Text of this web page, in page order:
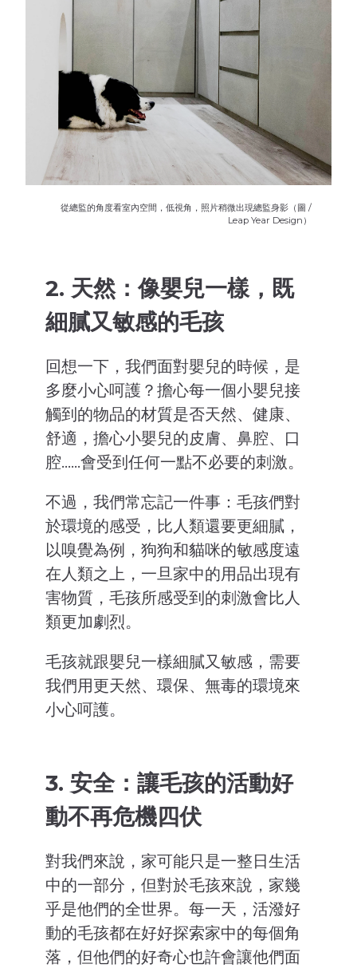
從總監的角度看室內空間，低視角，照片稍微出現總監身影（圖 /
Leap Year Design）
2. 天然：像嬰兒一樣，既
細膩又敏感的毛孩
回想一下，我們面對嬰兒的時候，是
多麼小心呵護？擔心每一個小嬰兒接
觸到的物品的材質是否天然、健康、
舒適，擔心小嬰兒的皮膚、鼻腔、口
腔……會受到任何一點不必要的刺激。
不過，我們常忘記一件事：毛孩們對
於環境的感受，比人類還要更細膩，
以嗅覺為例，狗狗和貓咪的敏感度遠
在人類之上，一旦家中的用品出現有
害物質，毛孩所感受到的刺激會比人
類更加劇烈。
毛孩就跟嬰兒一樣細膩又敏感，需要
我們用更天然、環保、無毒的環境來
小心呵護。
3. 安全：讓毛孩的活動好
動不再危機四伏
對我們來說，家可能只是一整日生活
中的一部分，但對於毛孩來說，家幾
乎是他們的全世界。每一天，活潑好
動的毛孩都在好好探索家中的每個角
落，但他們的好奇心也許會讓他們面